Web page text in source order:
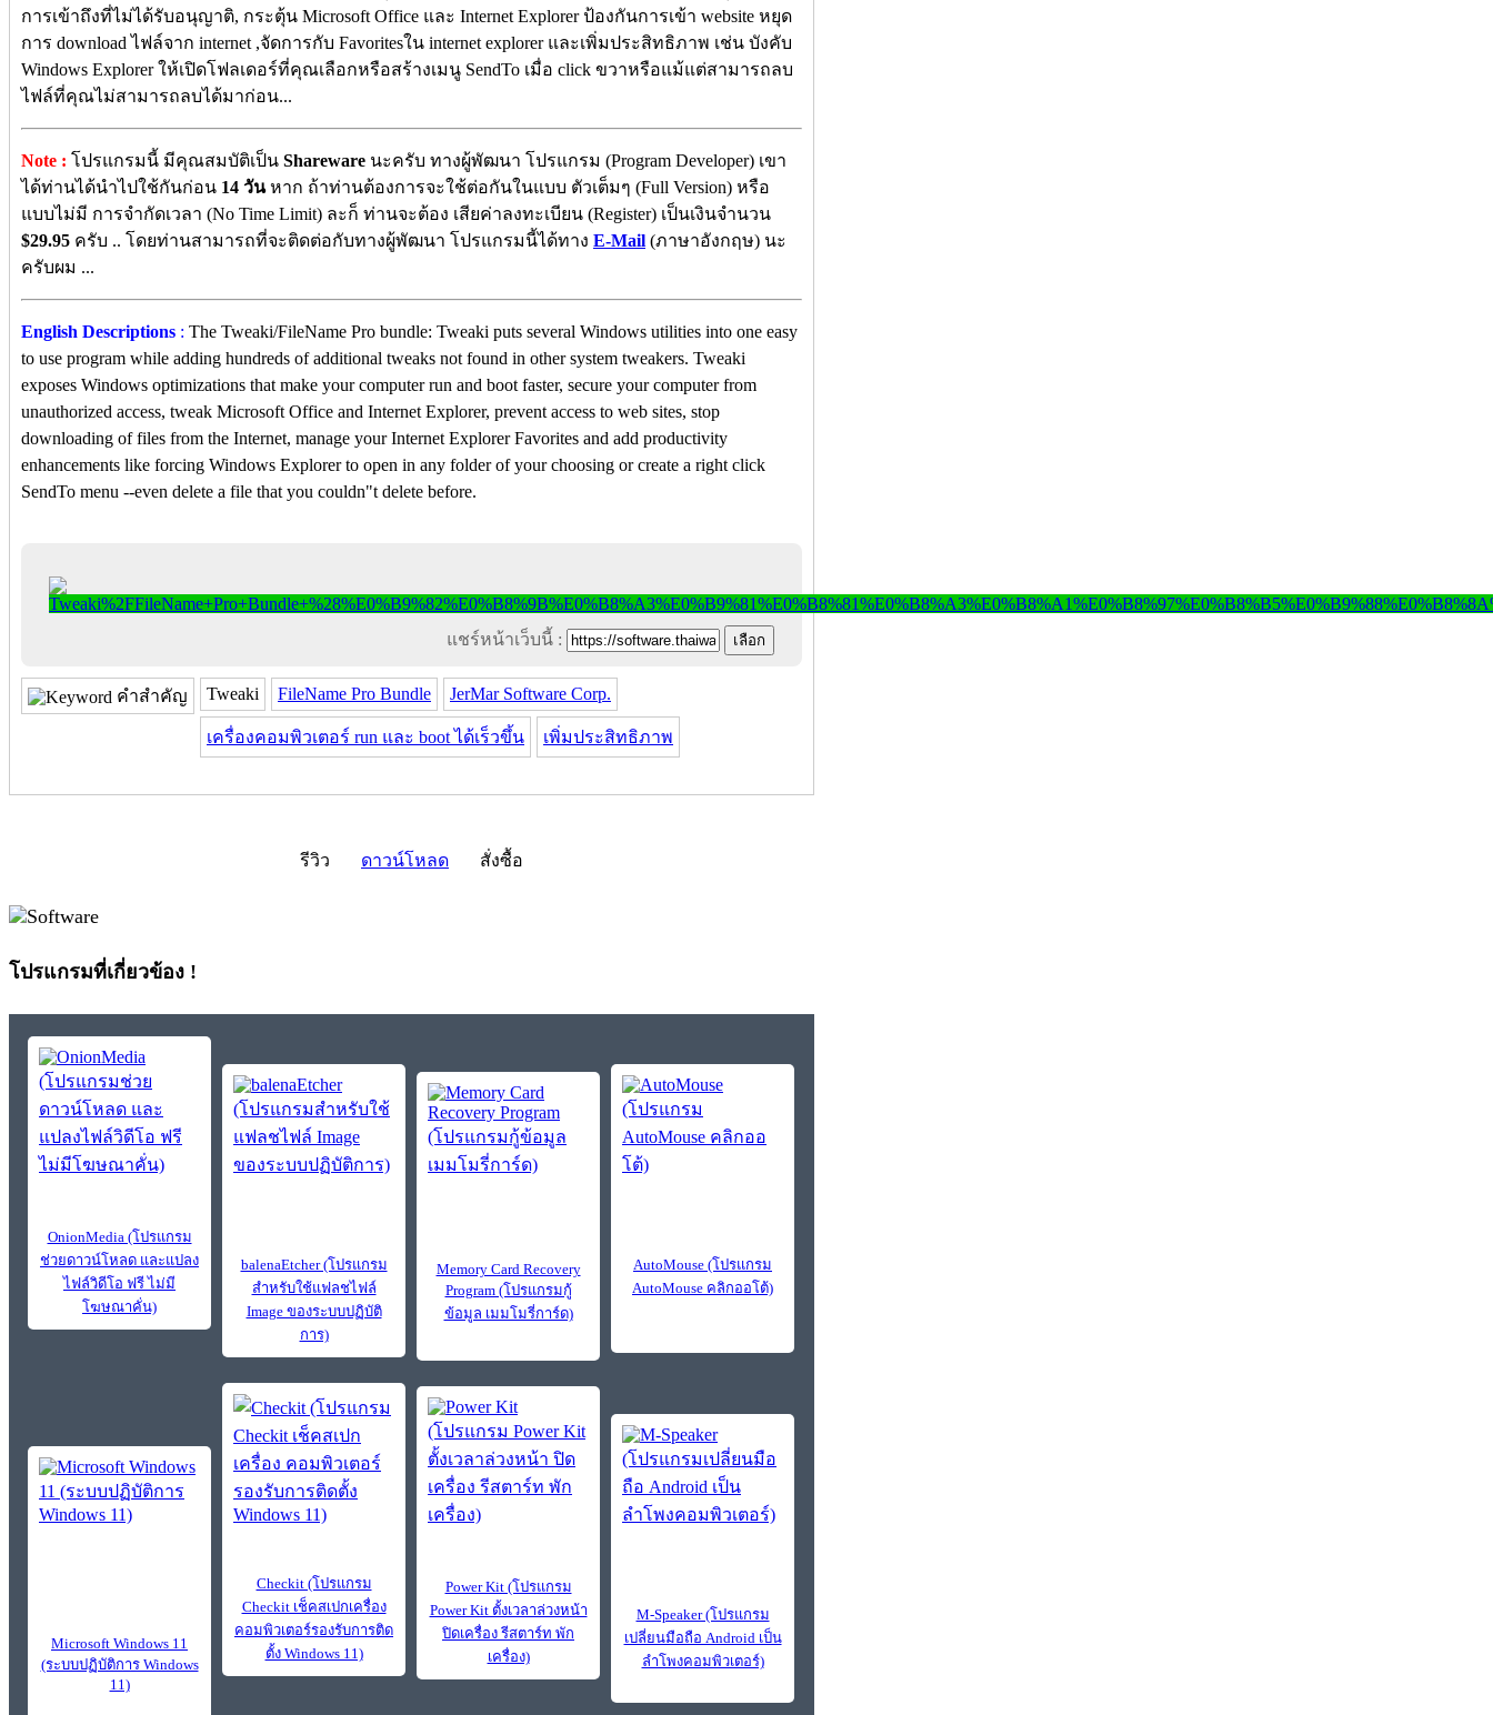
การเข้าถึงที่ไม่ได้รับอนุญาติ, กระตุ้น Microsoft Office และ Internet Explorer ป้องกันการเข้า website หยุด
การ download ไฟล์จาก internet ,จัดการกับ Favoritesใน internet explorer และเพิ่มประสิทธิภาพ เช่น บังคับ
Windows Explorer ให้เปิดโฟลเดอร์ที่คุณเลือกหรือสร้างเมนู SendTo เมื่อ click ขวาหรือแม้แต่สามารถลบ
ไฟล์ที่คุณไม่สามารถลบได้มาก่อน...
Note : โปรแกรมนี้ มีคุณสมบัติเป็น Shareware นะครับ ทางผู้พัฒนา โปรแกรม (Program Developer) เขา
ได้ท่านได้นำไปใช้กันก่อน 14 วันหาก ถ้าท่านต้องการจะใช้ต่อกันในแบบ ตัวเต็มๆ (Full Version) หรือ
แบบไม่มี การจำกัดเวลา (No Time Limit) ละก็ ท่านจะต้อง เสียค่าลงทะเบียน (Register) เป็นเงินจำนวน
$29.95 ครับ .. โดยท่านสามารถที่จะติดต่อกับทางผู้พัฒนา โปรแกรมนี้ได้ทาง E-Mail (ภาษาอังกฤษ) นะ
ครับผม ...
English Descriptions : The Tweaki/FileName Pro bundle: Tweaki puts several Windows utilities into one easy
to use program while adding hundreds of additional tweaks not found in other system tweakers. Tweaki
exposes Windows optimizations that make your computer run and boot faster, secure your computer from
unauthorized access, tweak Microsoft Office and Internet Explorer, prevent access to web sites, stop
downloading of files from the Internet, manage your Internet Explorer Favorites and add productivity
enhancements like forcing Windows Explorer to open in any folder of your choosing or create a right click
SendTo menu --even delete a file that you couldn"t delete before.
แชร์หน้าเว็บนี้ :
คำสำคัญ Tweaki FileName Pro Bundle JerMar Software Corp.
เครื่องคอมพิวเตอร์ run และ boot ได้เร็วขึ้น เพิ่มประสิทธิภาพ
รีวิว ดาวน์โหลด สั่งซื้อ
โปรแกรมที่เกี่ยวข้อง !
OnionMedia (โปรแกรม
ช่วยดาวน์โหลด และแปลง
ไฟล์วิดีโอ ฟรี ไม่มี
โฆษณาคั่น)
balenaEtcher (โปรแกรม
สำหรับใช้แฟลชไฟล์
Image ของระบบปฏิบัติ
การ)
Memory Card Recovery
Program (โปรแกรมกู้
ข้อมูล เมมโมรี่การ์ด)
AutoMouse (โปรแกรม
AutoMouse คลิกออโต้)
Microsoft Windows 11
(ระบบปฏิบัติการ Windows
11)
Checkit (โปรแกรม
Checkit เช็คสเปกเครื่อง
คอมพิวเตอร์รองรับการติด
ตั้ง Windows 11)
Power Kit (โปรแกรม
Power Kit ตั้งเวลาล่วงหน้า
ปิดเครื่อง รีสตาร์ท พัก
เครื่อง)
M-Speaker (โปรแกรม
เปลี่ยนมือถือ Android เป็น
ลำโพงคอมพิวเตอร์)